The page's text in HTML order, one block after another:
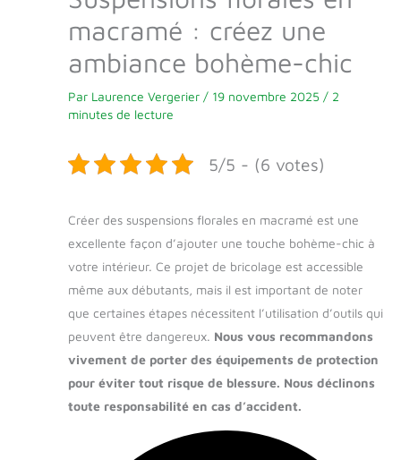
macramé : créez une
ambiance bohème-chic
Par Laurence Vergerier / 19 novembre 2025 / 2
minutes de lecture
5/5 - (6 votes)
Créer des suspensions florales en macramé est une
excellente façon d’ajouter une touche bohème-chic à
votre intérieur. Ce projet de bricolage est accessible
même aux débutants, mais il est important de noter
que certaines étapes nécessitent l’utilisation d’outils qui
peuvent être dangereux. Nous vous recommandons
vivement de porter des équipements de protection
pour éviter tout risque de blessure. Nous déclinons
toute responsabilité en cas d’accident.